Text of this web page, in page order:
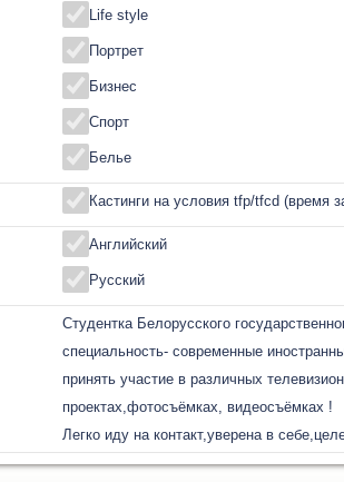
Life style
Портрет
Бизнес
Спорт
Белье
Кастинги на условия tfp/tfcd (время
Английский
Русский
Студентка Белорусского
специальность- современные
принять участие в различных
проектах,фотосъёмках, видеосъёмках !
Легко иду на контакт,уверена в